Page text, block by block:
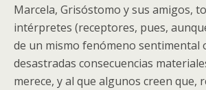
Marcela, Grisóstomo y sus amigos,
intérpretes (receptores, pues,
de un mismo fenómeno sentimental
desastradas consecuencias
merece, y al que algunos creen que,